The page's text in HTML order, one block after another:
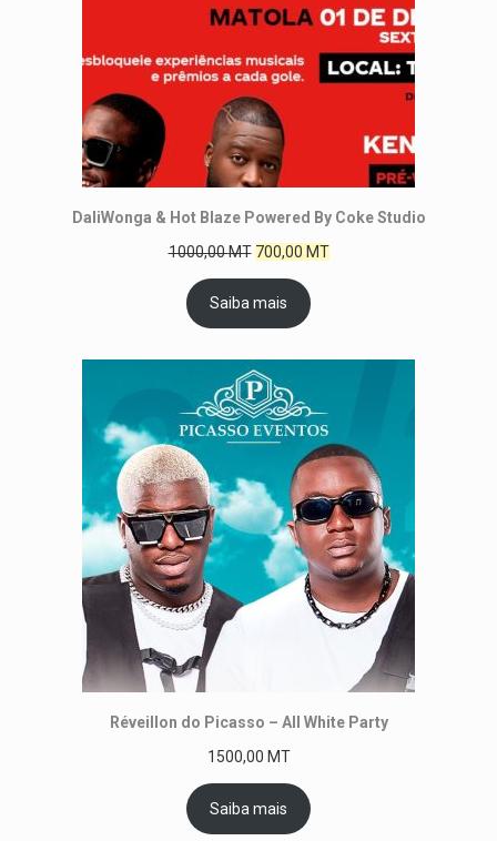
DaliWonga & Hot Blaze Powered By Coke Studio
1000,00MT 700,00 MT
Saiba mais
Réveillon do Picasso – All White Party
1500,00 MT
Saiba mais